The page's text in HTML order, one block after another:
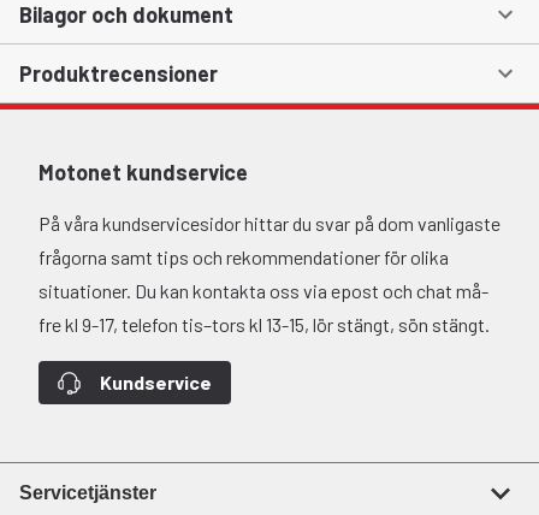
Bilagor och dokument
Produktrecensioner
Motonet kundservice
På våra kundservicesidor hittar du svar på dom vanligaste
frågorna samt tips och rekommendationer för olika
situationer. Du kan kontakta oss via epost och chat må-
fre kl 9-17, telefon tis–tors kl 13-15, lör stängt, sön stängt.
Kundservice
Servicetjänster